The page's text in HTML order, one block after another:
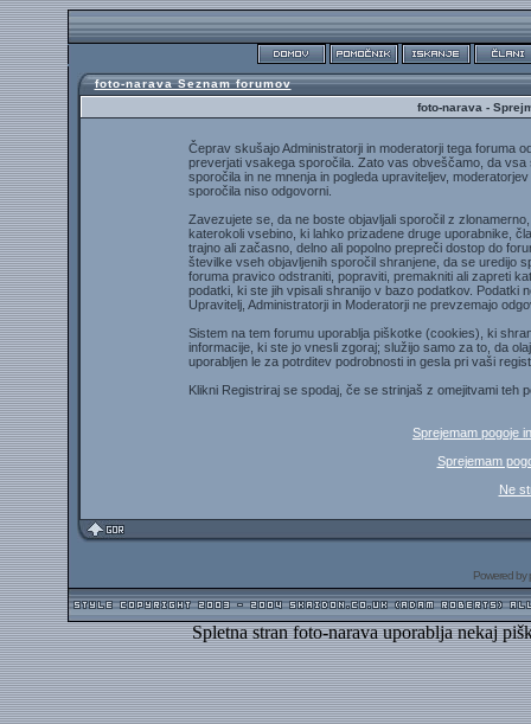
foto-narava Seznam forumov
foto-narava -
Čeprav skušajo Administratorji in moderatorji tega foruma
preverjati vsakega sporočila. Zato vas obveščamo, da
sporočila in ne mnenja in pogleda upraviteljev,
sporočila niso odgovorni.
Zavezujete se, da ne boste objavljali sporočil z
katerokoli vsebino, ki lahko prizadene druge uporabnike,
trajno ali začasno, delno ali popolno prepreči dostop do
številke vseh objavljenih sporočil shranjene, da se uredijo
foruma pravico odstraniti, popraviti, premakniti ali zapreti
podatki, ki ste jih vpisali shranijo v bazo podatkov. Podatki
Upravitelj, Administratorji in Moderatorji ne prevzemajo
Sistem na tem forumu uporablja piškotke (cookies), ki
informacije, ki ste jo vnesli zgoraj; služijo samo za to, da
uporabljen le za potrditev podrobnosti in gesla pri vaši
Klikni Registriraj se spodaj, če se strinjaš z omejitvami teh
Sprejemam pogoje
Sprejemam
Ne
Powered by
Spletna stran foto-narava uporablja nekaj